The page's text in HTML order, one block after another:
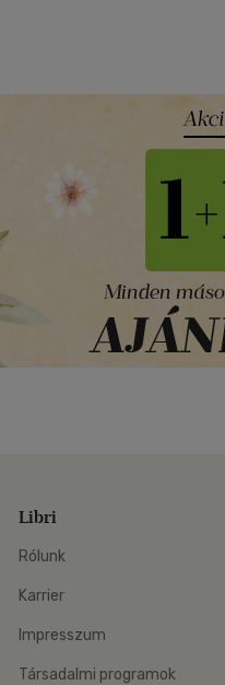
Libri
Rólunk
Karrier
Impresszum
Társadalmi programok